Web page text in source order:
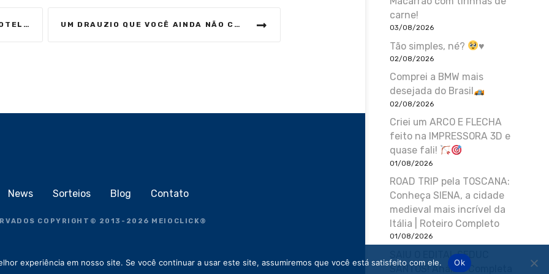
DO BRASIL UM DRAUZIO QUE VOCÊ AINDA NÃO CONHECE EM “A VIDA É UMA MARATONA” | TRAILER #2
carne!
03/08/2026
Tão simples, né? ♥️
02/08/2026
Comprei a BMW mais
desejada do Brasil
02/08/2026
Criei um ARCO E FLECHA
feito na IMPRESSORA 3D e
quase fali!
01/08/2026
ROAD TRIP pela TOSCANA:
Conheça SIENA, a cidade
medieval mais incrível da
Itália | Roteiro Completo
01/08/2026
SAIU O EDITAL SEDUC
SANTOS! Análise Completa
News Sorteios Blog Contato
COPYRIGHT © 2013-2026 MEIOCLICK®
experiência em nosso site. Se você continuar a usar este site, assumiremos que você está satisfeito com ele. Ok